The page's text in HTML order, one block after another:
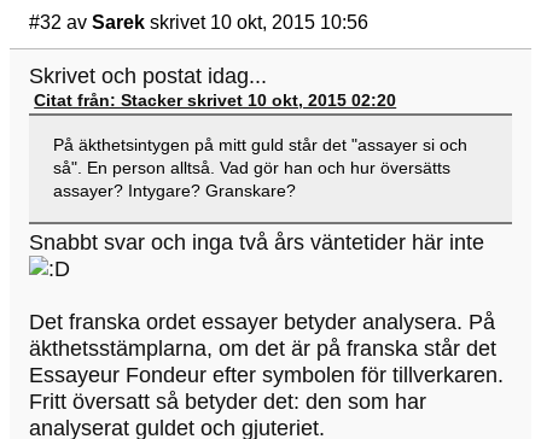
#32 av Sarek skrivet 10 okt, 2015 10:56
Skrivet och postat idag...
Citat från: Stacker skrivet 10 okt, 2015 02:20
På äkthetsintygen på mitt guld står det "assayer si och
så". En person alltså. Vad gör han och hur översätts
assayer? Intygare? Granskare?
Snabbt svar och inga två års väntetider här inte
Det franska ordet essayer betyder analysera. På
äkthetsstämplarna, om det är på franska står det
Essayeur Fondeur efter symbolen för tillverkaren.
Fritt översatt så betyder det: den som har
analyserat guldet och gjuteriet.